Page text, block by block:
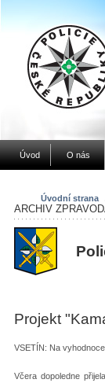
Úvod O nás
Úvodní strana
ARCHIV
Projekt
VSETÍN: Na
Včera dopoledne